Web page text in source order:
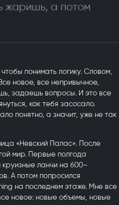
жаришь, а потом
понимать логику. Словом,
новое, все непривычное,
задаешь вопросы. И это все
как тебя засосало.
понятно, а значит, уже не так
«Невский Палас». После
мир. Первые полгода
ланчи на 600–
А потом попросился
на последнем этаже. Мне все
новое: новые объемы, новые